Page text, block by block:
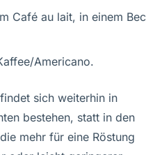
Café au lait, in einem
Americano.
sich weiterhin in
bestehen, statt in den
mehr für eine Röstung